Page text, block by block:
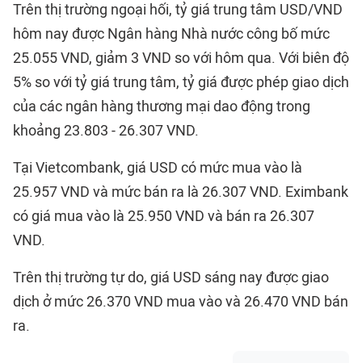
Trên thị trường ngoại hối, tỷ giá trung tâm USD/VND
hôm nay được Ngân hàng Nhà nước công bố mức
25.055 VND, giảm 3 VND so với hôm qua. Với biên độ
5% so với tỷ giá trung tâm, tỷ giá được phép giao dịch
của các ngân hàng thương mại dao động trong
khoảng 23.803 - 26.307 VND.
Tại Vietcombank, giá USD có mức mua vào là
25.957 VND và mức bán ra là 26.307 VND. Eximbank
có giá mua vào là 25.950 VND và bán ra 26.307
VND.
Trên thị trường tự do, giá USD sáng nay được giao
dịch ở mức 26.370 VND mua vào và 26.470 VND bán
ra.